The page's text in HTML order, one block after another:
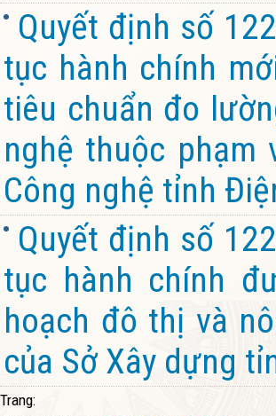
Quyết định số
tục hành chính
tiêu chuẩn đo
nghệ thuộc phạm
Công nghệ tỉnh
Quyết định số
tục hành chính
hoạch đô thị và
của Sở Xây dựng
Trang: